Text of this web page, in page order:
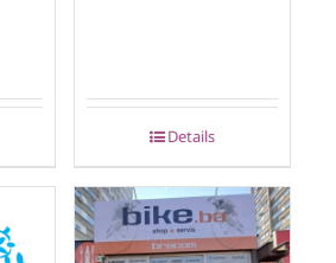
Details